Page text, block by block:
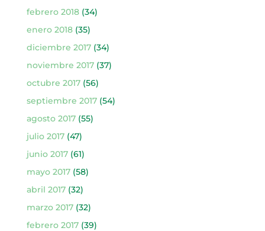
febrero 2018(34)
enero 2018(35)
diciembre 2017(34)
noviembre 2017(37)
octubre 2017(56)
septiembre 2017(54)
agosto 2017(55)
julio 2017(47)
junio 2017(61)
mayo 2017(58)
abril 2017(32)
marzo 2017(32)
febrero 2017(39)